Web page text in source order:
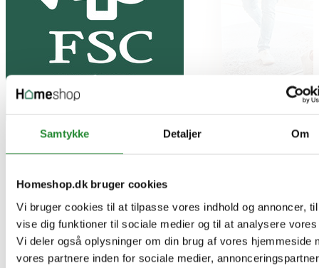
Samtykke Detaljer Om
Homeshop.dk bruger cookies
Vi bruger cookies til at tilpasse vores indhold og annoncer,
vise dig funktioner til sociale medier og til at analysere
Vi deler også oplysninger om din brug af vores hjemmeside
vores partnere inden for sociale medier,